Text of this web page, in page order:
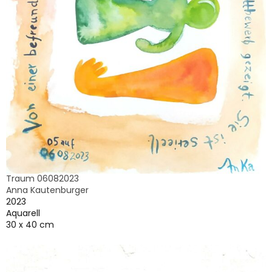
Traum 06082023
Anna Kautenburger
2023
Aquarell
30 x 40 cm